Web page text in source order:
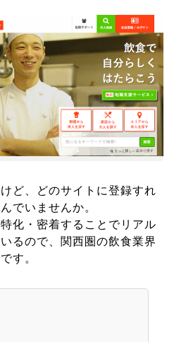
ど、どのサイトに登録すれ
でいませんか。
化・密着することでリアル
るので、関西圏の飲食業界
す。